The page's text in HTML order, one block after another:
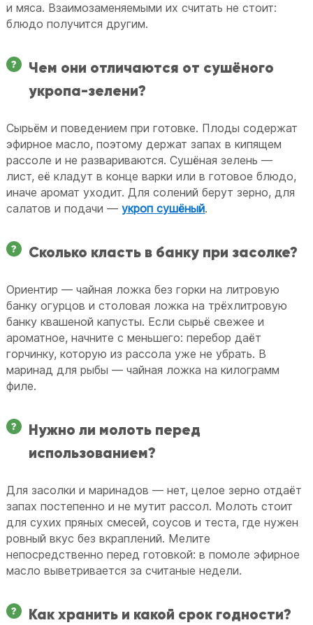
и мяса. Взаимозаменяемыми их считать не стоит:
блюдо получится другим.
Чем они отличаются от сушёного
укропа-зелени?
Сырьём и поведением при готовке. Плоды содержат
эфирное масло, поэтому держат запах в кипящем
рассоле и не развариваются. Сушёная зелень —
лист, её кладут в конце варки или в готовое блюдо,
иначе аромат уходит. Для солений берут зерно, для
салатов и подачи —укроп сушёный.
Сколько класть в банку при засолке?
Ориентир — чайная ложка без горки на литровую
банку огурцов и столовая ложка на трёхлитровую
банку квашеной капусты. Если сырьё свежее и
ароматное, начните с меньшего: перебор даёт
горчинку, которую из рассола уже не убрать. В
маринад для рыбы — чайная ложка на килограмм
филе.
Нужно ли молоть перед
использованием?
Для засолки и маринадов — нет, целое зерно отдаёт
запах постепенно и не мутит рассол. Молоть стоит
для сухих пряных смесей, соусов и теста, где нужен
ровный вкус без вкраплений. Мелите
непосредственно перед готовкой: в помоле эфирное
масло выветривается за считаные недели.
Как хранить и какой срок годности?